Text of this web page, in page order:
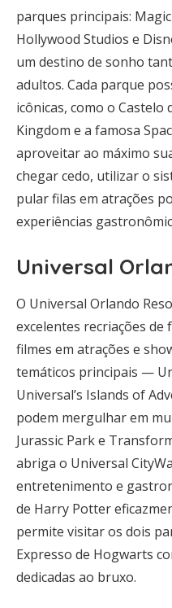
parques principais:
Hollywood Studios e
um destino de sonho
adultos. Cada parque
icônicas, como o Castelo
Kingdom e a famosa
aproveitar ao máximo
chegar cedo, utilizar o
pular filas em atrações
experiências
Universal
O Universal Orlando
excelentes recriações
filmes em atrações e
temáticos principais —
Universal’s Islands of
podem mergulhar em
Jurassic Park e
abriga o Universal
entretenimento e
de Harry Potter
permite visitar os dois
Expresso de Hogwarts
dedicadas ao bruxo.